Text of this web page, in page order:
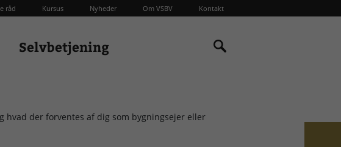
råd Kursus Nyheder Om VSBV Kontakt
Selvbetjening
hvad der forventes af dig som bygningsejer eller